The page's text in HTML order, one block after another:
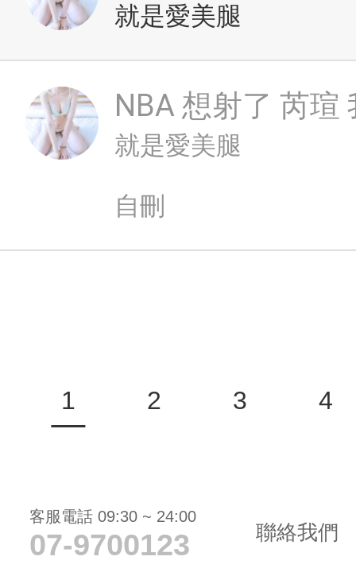
就是愛美腿
NBA 想射了 芮瑄
就是愛美腿
自刪
1 2 3 4
客服電話 09:30 ~ 24:00
07-9700123 聯絡我們